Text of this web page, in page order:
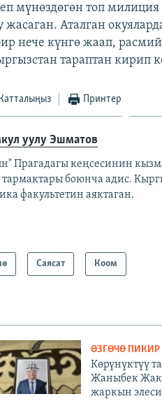
мүнөздөгөн топ
Аталган
нече күнгө жаап,
тараптан кирип
Катталыңыз Принтер
уулу Эшматов
Прагадагы кеңсесинин
боюнча адис.
факультетин аяктаган.
Саясат Коом
ӨЗГӨЧӨ ПИКИР
Көрүнүктүү
Жаныбек
жаркын